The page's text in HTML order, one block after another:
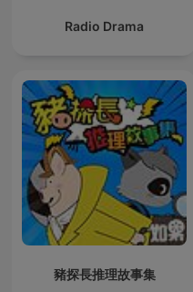
Radio Drama
豬探長推理故事集